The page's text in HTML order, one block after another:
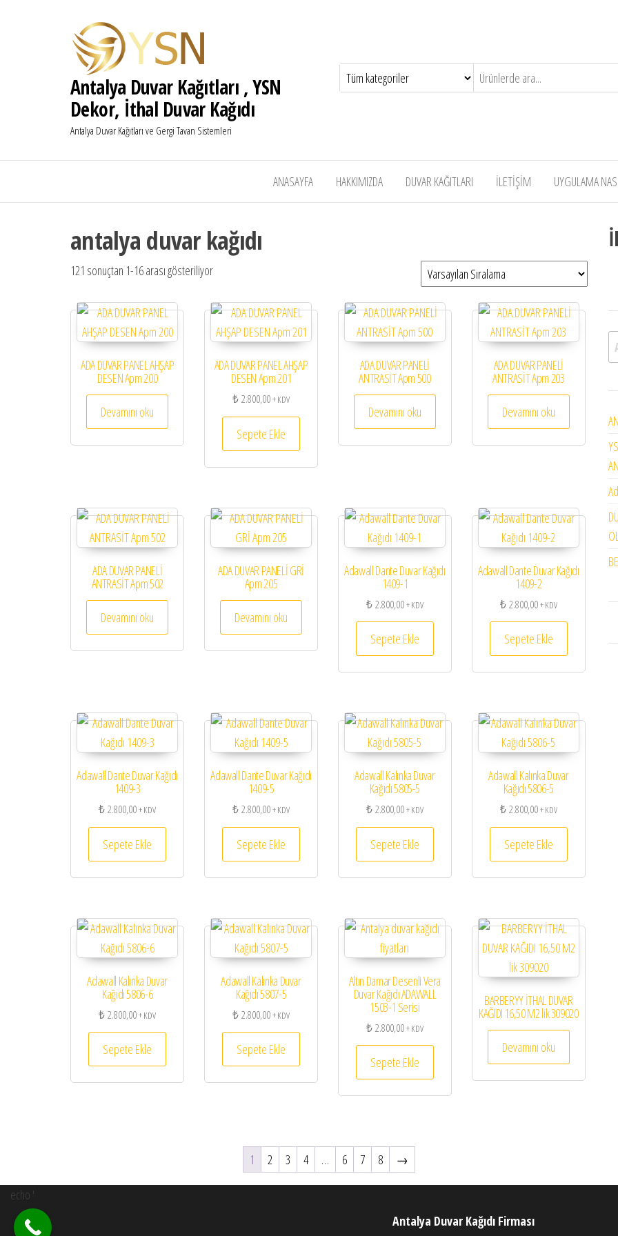
Antalya Duvar Kağıtları , YSN
Dekor, İthal Duvar Kağıdı
Antalya Duvar Kağıtları ve Gergi Tavan Sistemleri
ANASAYFA HAKKIMIZDA DUVAR KAĞITLARI İLETİŞİM UYGULAMA
antalya duvar kağıdı
121 sonuçtan 1-16 arası gösteriliyor
ADA DUVAR PANEL AHŞAP
DESEN Apm 200
Devamını oku
ADA DUVAR PANEL AHŞAP
DESEN Apm 201
₺2.800,00+ KDV
Sepete Ekle
ADA DUVAR PANELİ
ANTRASİT Apm 500
Devamını oku
ADA DUVAR PANELİ
ANTRASİT Apm 203
Devamını oku
ADA DUVAR PANELİ
ANTRASİT Apm 502
Devamını oku
ADA DUVAR PANELİ GRİ
Apm 205
Devamını oku
Adawall Dante Duvar Kağıdı
1409-1
₺2.800,00+ KDV
Sepete Ekle
Adawall Dante Duvar Kağıdı
1409-2
₺2.800,00+ KDV
Sepete Ekle
Adawall Dante Duvar Kağıdı
1409-3
₺2.800,00+ KDV
Sepete Ekle
Adawall Dante Duvar Kağıdı
1409-5
₺2.800,00+ KDV
Sepete Ekle
Adawall Kalınka Duvar
Kağıdı 5805-5
₺2.800,00+ KDV
Sepete Ekle
Adawall Kalınka Duvar
Kağıdı 5806-5
₺2.800,00+ KDV
Sepete Ekle
Adawall Kalınka Duvar
Kağıdı 5806-6
₺2.800,00+ KDV
Sepete Ekle
Adawall Kalınka Duvar
Kağıdı 5807-5
₺2.800,00+ KDV
Sepete Ekle
Altın Damar Desenli Vera
Duvar Kağıdı ADAWALL
1503-1 Serisi
₺2.800,00+ KDV
Sepete Ekle
BARBERYY İTHAL DUVAR
KAĞIDI 16,50 M2 lik 309020
Devamını oku
1 2 3 4 … 6 7 8 →
echo '
Antalya Duvar Kağıdı Firması